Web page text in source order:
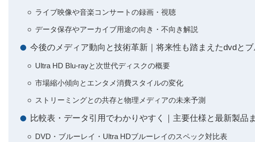
ライブ映像や音楽コンサートの録画・視聴
データ保存やアーカイブ用途の向き・不向き解説
今後のメディア動向と技術革新｜将来性も踏まえたdvdと
Ultra HD Blu-rayと次世代ディスクの概要
市場縮小傾向とエンタメ消費スタイルの変化
ストリーミングとの共存と物理メディアの未来予測
比較表・データ引用でわかりやすく｜主要仕様と最新製品
DVD・ブルーレイ・Ultra HDブルーレイのスペック対比表